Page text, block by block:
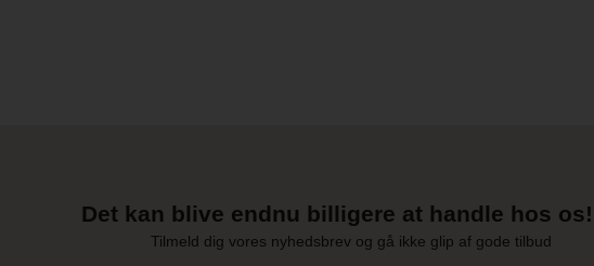
Det kan blive endnu billigere at handle hos
Tilmeld dig vores nyhedsbrev og gå ikke glip af gode tilbud